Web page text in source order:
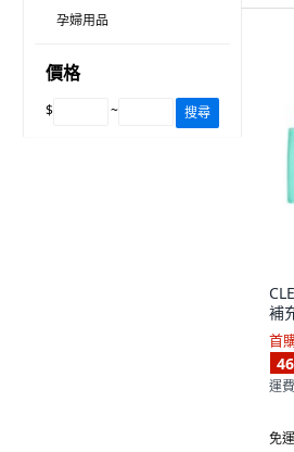
孕婦用品
價格
$ ~ 搜尋
補
首
46
運
免運